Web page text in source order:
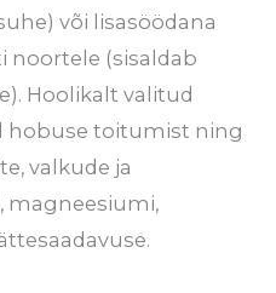
või lisasöödana
noortele (sisaldab
Hoolikalt valitud
hobuse toitumist ning
valkude ja
magneesiumi,